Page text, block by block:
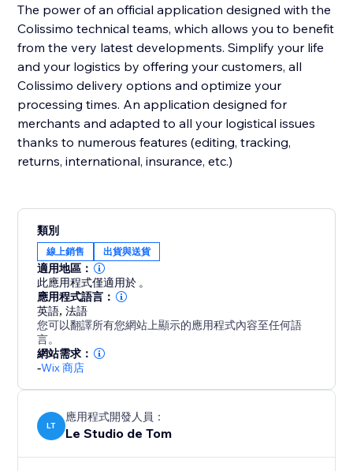
The power of an official application designed with the
Colissimo technical teams, which allows you to benefit
from the very latest developments. Simplify your life
and your logistics by offering your customers, all
Colissimo delivery options and optimize your
processing times. An application designed for
merchants and adapted to all your logistical issues
thanks to numerous features (editing, tracking,
returns, international, insurance, etc.)
類別
線上銷售 出貨與送貨
適用地區：
此應用程式僅適用於 。
應用程式語言：
英語,法語
您可以翻譯所有您網站上顯示的應用程式內容至任何語
言。
網站需求：
-Wix 商店
LT
應用程式開發人員：
Le Studio de Tom